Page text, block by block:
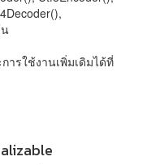
ารใช้งานเพิ่มเดิมได้ที่